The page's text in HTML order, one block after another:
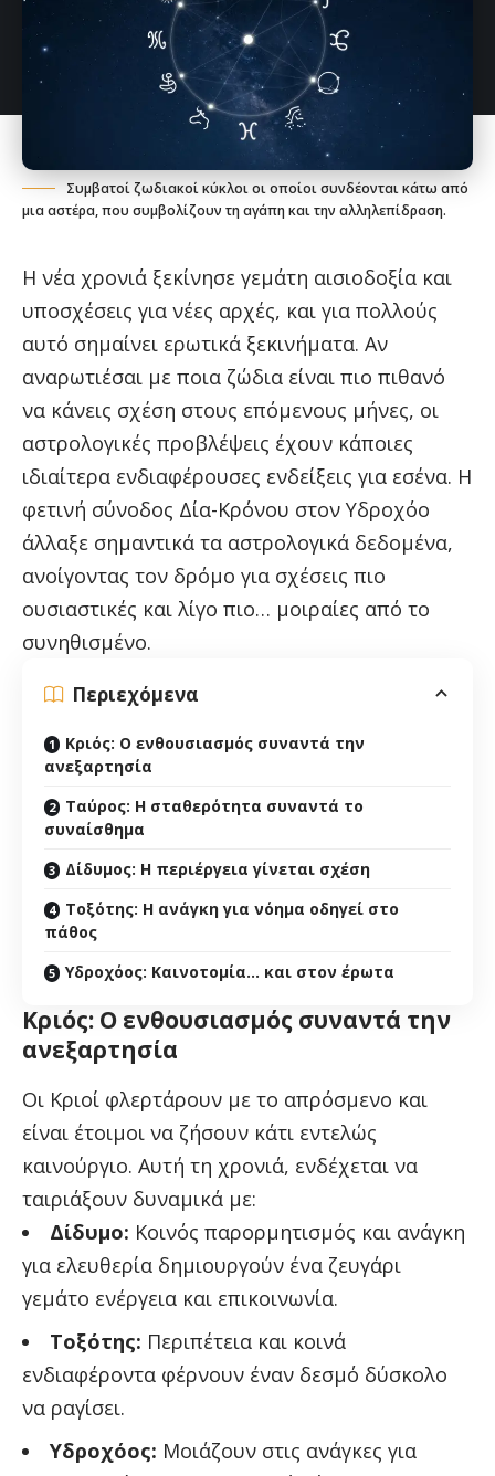
Συμβατοί ζωδιακοί κύκλοι οι οποίοι συνδέονται κάτω από
μια αστέρα, που συμβολίζουν τη αγάπη και την αλληλεπίδραση.
Η νέα χρονιά ξεκίνησε γεμάτη αισιοδοξία και
υποσχέσεις για νέες αρχές, και για πολλούς
αυτό σημαίνει ερωτικά ξεκινήματα. Αν
αναρωτιέσαι με ποια ζώδια είναι πιο πιθανό
να κάνεις σχέση στους επόμενους μήνες, οι
αστρολογικές προβλέψεις έχουν κάποιες
ιδιαίτερα ενδιαφέρουσες ενδείξεις για εσένα. Η
φετινή σύνοδος Δία-Κρόνου στον Υδροχόο
άλλαξε σημαντικά τα αστρολογικά δεδομένα,
ανοίγοντας τον δρόμο για σχέσεις πιο
ουσιαστικές και λίγο πιο… μοιραίες από το
συνηθισμένο.
Περιεχόμενα
Κριός: Ο ενθουσιασμός συναντά την
ανεξαρτησία
Ταύρος: Η σταθερότητα συναντά το
συναίσθημα
Δίδυμος: Η περιέργεια γίνεται σχέση
Τοξότης: Η ανάγκη για νόημα οδηγεί στο
πάθος
Υδροχόος: Καινοτομία… και στον έρωτα
Κριός: Ο ενθουσιασμός συναντά την
ανεξαρτησία
Οι Κριοί φλερτάρουν με το απρόσμενο και
είναι έτοιμοι να ζήσουν κάτι εντελώς
καινούργιο. Αυτή τη χρονιά, ενδέχεται να
ταιριάξουν δυναμικά με:
Δίδυμο: Κοινός παρορμητισμός και ανάγκη
για ελευθερία δημιουργούν ένα ζευγάρι
γεμάτο ενέργεια και επικοινωνία.
Τοξότης: Περιπέτεια και κοινά
ενδιαφέροντα φέρνουν έναν δεσμό δύσκολο
να ραγίσει.
Υδροχόος: Μοιάζουν στις ανάγκες για